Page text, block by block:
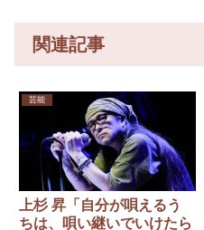
関連記事
芸能
上杉 昇「自分が唄えるう
ちは、唄い継いでいけたら